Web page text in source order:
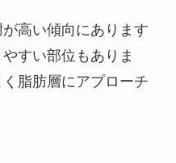
高い傾向にあります
すい部位もありま
脂肪層にアプローチ